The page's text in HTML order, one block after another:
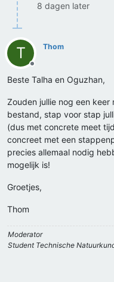
8 dagen later
T
Offline
Thom
Beste Talha en Oguzhan,
Zouden jullie nog een
bestand, stap voor stap
(dus met concrete meet
concreet met een
precies allemaal nodig
mogelijk is!
Groetjes,
Thom
Moderator
Student Technische